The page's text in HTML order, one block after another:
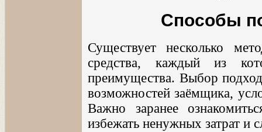
Способы
Существует несколько
средства, каждый из
преимущества. Выбор
возможностей заёмщика,
Важно заранее
избежать ненужных затрат и